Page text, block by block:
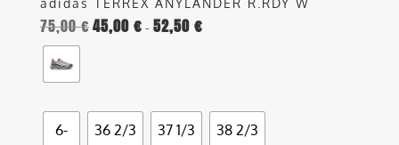
adidas TERREX ANYLANDER R.RDY W
75,00€45,00 € - 52,50 €Fascia
45,00 €
6- 36 2/3 37 1/3 38 2/3